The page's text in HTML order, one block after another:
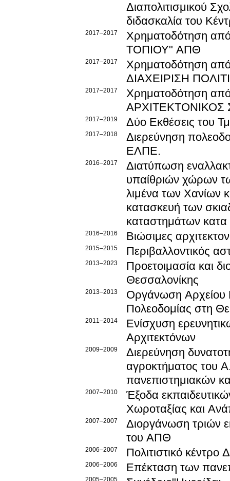
Διαπολιτισμικού Σχολείου Πυλαίας για την στέγαση
2017–2017
Χρηματοδότηση
ΤΟΠΙΟΥ" ΑΠΘ
2017–2017
Χρηματοδότηση
ΔΙΑΧΕΙΡΙΣΗ
2017–2017
Χρηματοδότηση
2017–2019 Δύο Εκθέσεις του
2017–2018
Διερεύνηση
ΕΛΠΕ.
2016–2017
Διατύπωση
υπαίθριών χώρων
λιμένα των Χανίων
κατασκευή των
καταστημάτων κατα
2016–2016 Βιώσιμες
2015–2015 Περιβαλλοντικός
2013–2023
Προετοιμασία και
Θεσσαλονίκης
2013–2013
Οργάνωση Αρχείου
Πολεοδομίας στη
2011–2014
Ενίσχυση
Αρχιτεκτόνων
2009–2009
Διερεύνηση
αγροκτήματος του
πανεπιστημιακών
2007–2010
Έξοδα
Χωροταξίας και
2007–2007
Διοργάνωση τριών
του ΑΠΘ
2006–2007 Πολιτιστικό
2006–2006 Επέκταση των
2005–2005